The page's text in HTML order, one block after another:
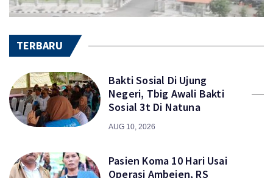
TERBARU
Bakti Sosial Di Ujung
Negeri, Tbig Awali Bakti
Sosial 3t Di Natuna
AUG 10, 2026
Pasien Koma 10 Hari Usai
Operasi Ambeien, RS